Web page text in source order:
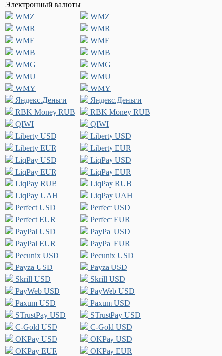
Электронный валюты
WMZ
WMZ
WMR
WMR
WME
WME
WMB
WMB
WMG
WMG
WMU
WMU
WMY
WMY
Яндекс.Деньги
Яндекс.Деньги
RBK Money RUB
RBK Money RUB
QIWI
QIWI
Liberty USD
Liberty USD
Liberty EUR
Liberty EUR
LiqPay USD
LiqPay USD
LiqPay EUR
LiqPay EUR
LiqPay RUB
LiqPay RUB
LiqPay UAH
LiqPay UAH
Perfect USD
Perfect USD
Perfect EUR
Perfect EUR
PayPal USD
PayPal USD
PayPal EUR
PayPal EUR
Pecunix USD
Pecunix USD
Payza USD
Payza USD
Skrill USD
Skrill USD
PayWeb USD
PayWeb USD
Paxum USD
Paxum USD
STrustPay USD
STrustPay USD
C-Gold USD
C-Gold USD
OKPay USD
OKPay USD
OKPay EUR
OKPay EUR